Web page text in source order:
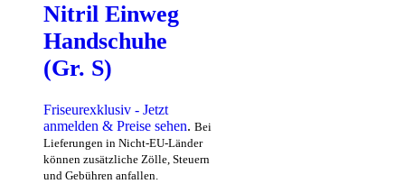
Nitril Einweg
Handschuhe
(Gr. S)
Friseurexklusiv - Jetzt
anmelden & Preise sehen. Bei
Lieferungen in Nicht-EU-Länder
können zusätzliche Zölle, Steuern
und Gebühren anfallen.